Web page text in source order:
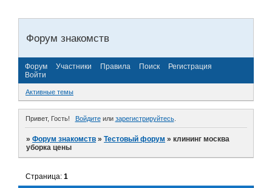
Форум знакомств
Форум Участники Правила Поиск
Регистрация
Войти
Активные темы
Привет, Гость! Войдитеили зарегистрируйтесь.
»Форум знакомств »Тестовый форум »клининг москва
уборка цены
Страница:1